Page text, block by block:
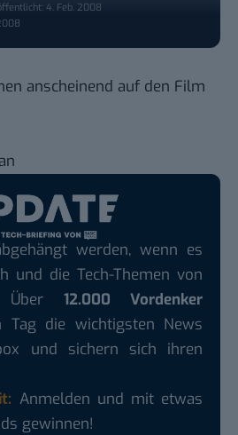
4. Feb. 2008
anscheinend auf den Film
werden, wenn es
und die Tech-Themen von
Über 12.000 Vordenker
Tag die wichtigsten News
und sichern sich ihren
Anmelden und mit etwas
gewinnen!